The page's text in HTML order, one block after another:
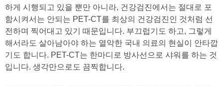
하게 시행되고 있을 뿐만 아니라, 건강검진에서는 절대로 포
함시켜서는 안되는 PET-CT를 최상의 건강검진인 것처럼 선
전하며 찍어대고 있기 때문입니다. 부끄럽기도 하고, 그렇게
해서라도 살아남아야 하는 열악한 국내 의료의 현실이 안타깝
기도 합니다. PET-CT는 한마디로 방사선으로 샤워를 하는 것
입니다. 생각만으로도 끔찍합니다.